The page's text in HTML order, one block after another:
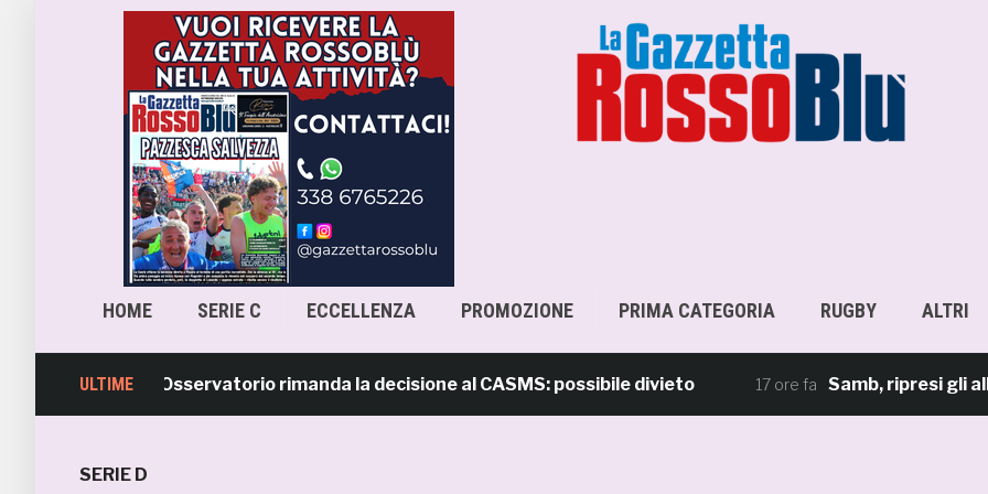
HOME SERIE C ECCELLENZA PROMOZIONE PRIMA CATEGORIA RUGBY ALTRI
ULTIME
Samb, l’Osservatorio rimanda la decisione al CASMS: possibile divieto 17 ore fa Samb, ripresi gli
SERIE D